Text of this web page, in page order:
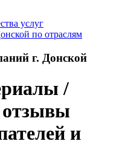
услуг
по отраслям
г. Донской
/
и